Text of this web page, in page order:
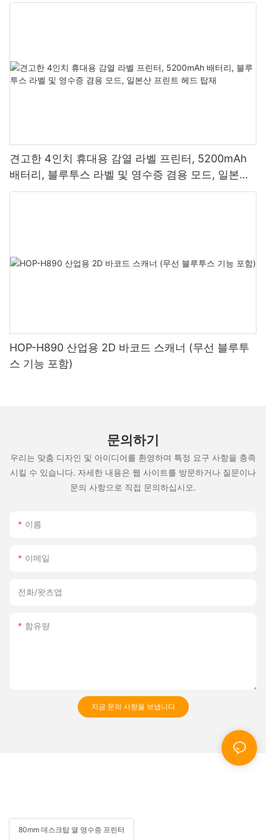
견고한 4인치 휴대용 감열 라벨 프린터, 5200mAh
배터리, 블루투스 라벨 및 영수증 겸용 모드, 일본산
프린트 헤드 탑재
HOP-H890 산업용 2D 바코드 스캐너 (무선 블루투
스 기능 포함)
문의하기
우리는 맞춤 디자인 및 아이디어를 환영하며 특정 요구 사항을 충족
시킬 수 있습니다. 자세한 내용은 웹 사이트를 방문하거나 질문이나
문의 사항으로 직접 문의하십시오.
이름
이메일
전화/왓츠앱
함유량
지금 문의 사항을 보냅니다
80mm 데스크탑 열 영수증 프린터